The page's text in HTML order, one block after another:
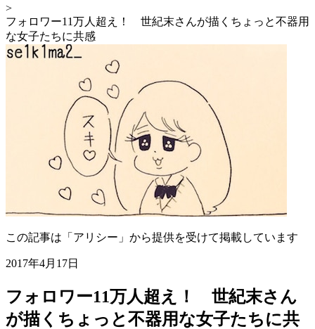
>
フォロワー11万人超え！ 世紀末さんが描くちょっと不器用
な女子たちに共感
この記事は「アリシー」から提供を受けて掲載しています
2017年4月17日
フォロワー11万人超え！ 世紀末さん
が描くちょっと不器用な女子たちに共